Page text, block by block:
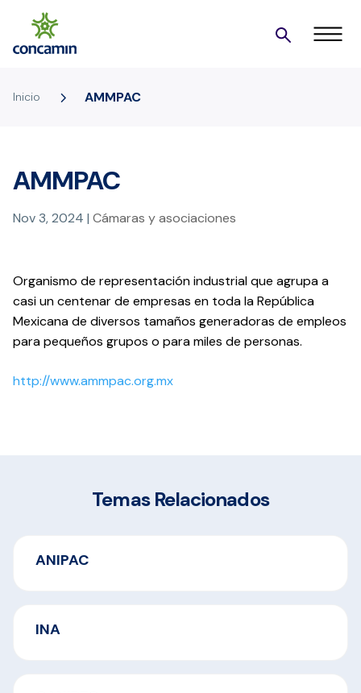
Inicio 5 AMMPAC
AMMPAC
Nov 3, 2024 | Cámaras y asociaciones
Organismo de representación industrial que agrupa a
casi un centenar de empresas en toda la República
Mexicana de diversos tamaños generadoras de empleos
para pequeños grupos o para miles de personas.
http://www.ammpac.org.mx
Temas Relacionados
ANIPAC
INA